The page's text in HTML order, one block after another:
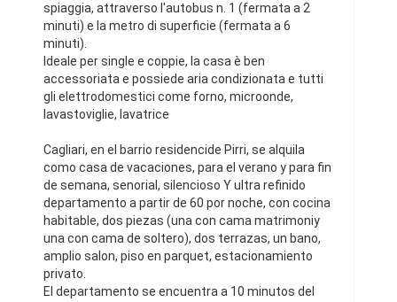
spiaggia, attraverso l'autobus n. 1 (fermata a 2
minuti) e la metro di superficie (fermata a 6
minuti).
Ideale per single e coppie, la casa è ben
accessoriata e possiede aria condizionata e tutti
gli elettrodomestici come forno, microonde,
lavastoviglie, lavatrice
Cagliari, en el barrio residencide Pirri, se alquila
como casa de vacaciones, para el verano y para fin
de semana, senorial, silencioso Y ultra refinido
departamento a partir de 60 por noche, con cocina
habitable, dos piezas (una con cama matrimoniy
una con cama de soltero), dos terrazas, un bano,
amplio salon, piso en parquet, estacionamiento
privato.
El departamento se encuentra a 10 minutos del